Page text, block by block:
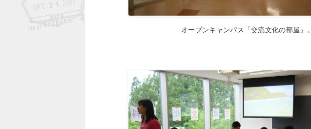
オープンキャンパス「交流文化の部屋」。